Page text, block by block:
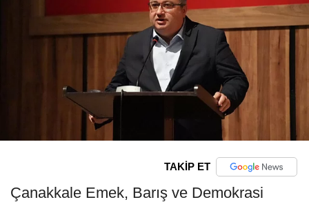
TAKİP ET
Çanakkale Emek, Barış ve Demokrasi